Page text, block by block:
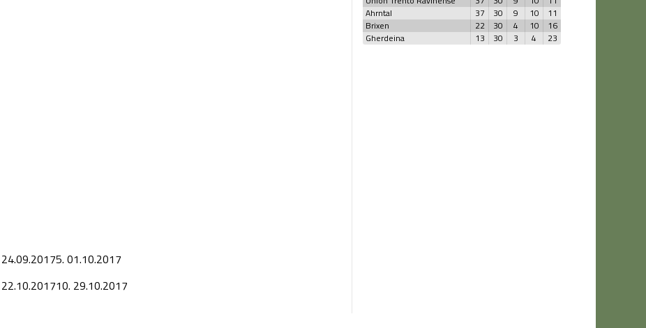
24.09.20175. 01.10.2017
22.10.201710. 29.10.2017
Ahrntal
37 30 9 10
11
Brixen
22 30 4 10
16
Gherdeina
13 30 3 4 23